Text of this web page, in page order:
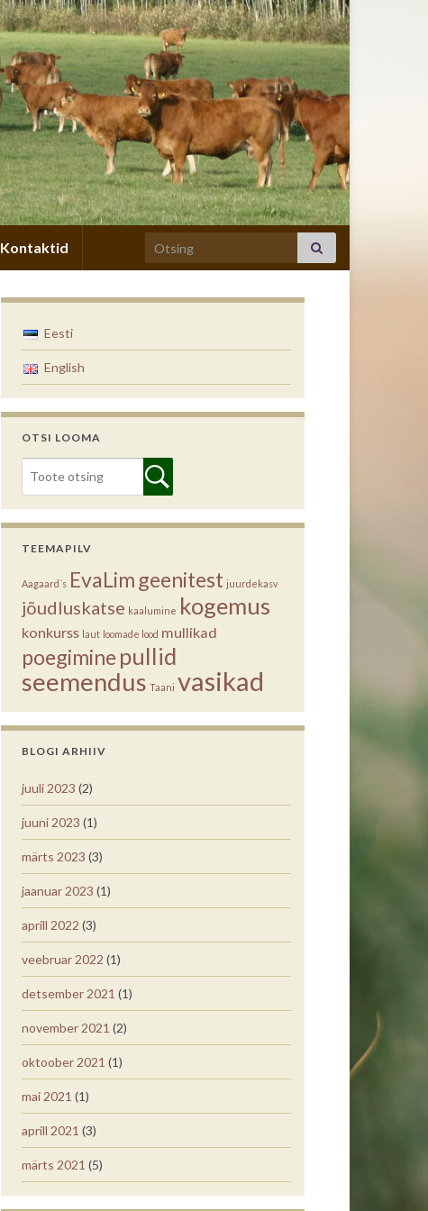
Kontaktid Search for:
Eesti
English
OTSI LOOMA
TEEMAPILV
Aagaard´s EvaLim geenitest juurdekasv
jõudluskatse kaalumine kogemus
konkurss laut loomade lood mullikad
poegimine pullid
seemendus Taani vasikad
BLOGI ARHIIV
juuli 2023 (2)
juuni 2023 (1)
märts 2023 (3)
jaanuar 2023 (1)
aprill 2022 (3)
veebruar 2022 (1)
detsember 2021 (1)
november 2021 (2)
oktoober 2021 (1)
mai 2021 (1)
aprill 2021 (3)
märts 2021 (5)